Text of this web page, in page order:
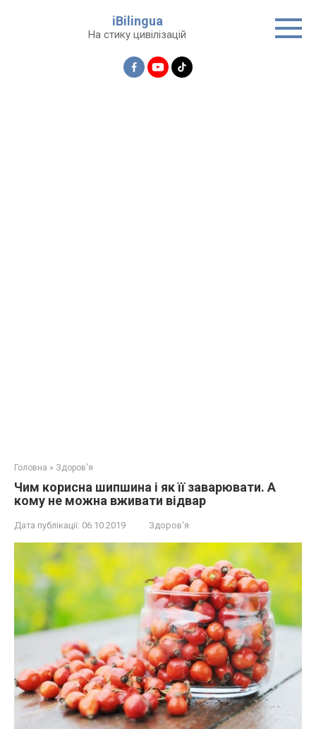
iBilingua
На стику цивілізацій
Головна » Здоров'я
Чим корисна шипшина і як її заварювати. А
кому не можна вживати відвар
Дата публікації: 06.10.2019 Здоров'я